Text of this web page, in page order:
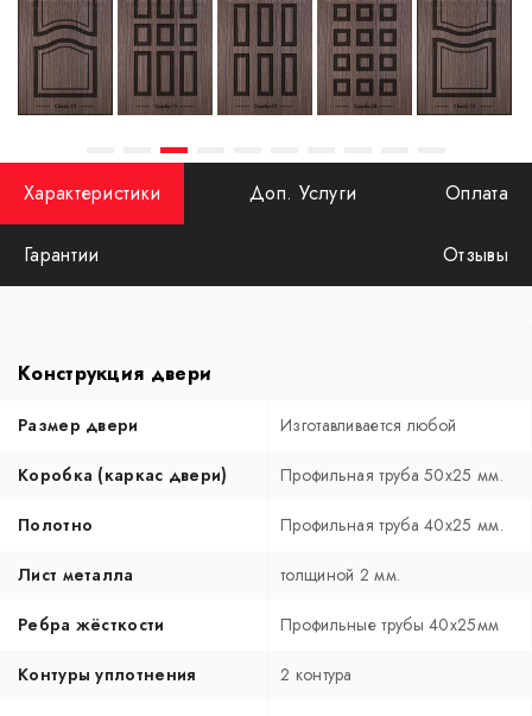
Характеристики Доп. Услуги Оплата
Гарантии Отзывы
Конструкция двери
Размер двери Изготавливается любой
Коробка (каркас двери) Профильная труба 50х25 мм.
Полотно Профильная труба 40х25 мм.
Лист металла толщиной 2 мм.
Ребра жёсткости Профильные трубы 40х25мм
Контуры уплотнения 2 контура